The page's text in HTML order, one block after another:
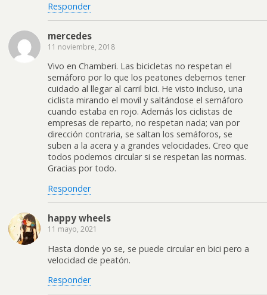
Responder
mercedes
11 noviembre, 2018
Vivo en Chamberi. Las bicicletas no respetan el
semáforo por lo que los peatones debemos tener
cuidado al llegar al carril bici. He visto incluso, una
ciclista mirando el movil y saltándose el semáforo
cuando estaba en rojo. Además los ciclistas de
empresas de reparto, no respetan nada; van por
dirección contraria, se saltan los semáforos, se
suben a la acera y a grandes velocidades. Creo que
todos podemos circular si se respetan las normas.
Gracias por todo.
Responder
happy wheels
11 mayo, 2021
Hasta donde yo se, se puede circular en bici pero a
velocidad de peatón.
Responder